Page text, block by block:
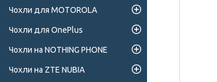
Чохли для MOTOROLA
Чохли для OnePlus
Чохли на NOTHING PHONE
Чохли на ZTE NUBIA